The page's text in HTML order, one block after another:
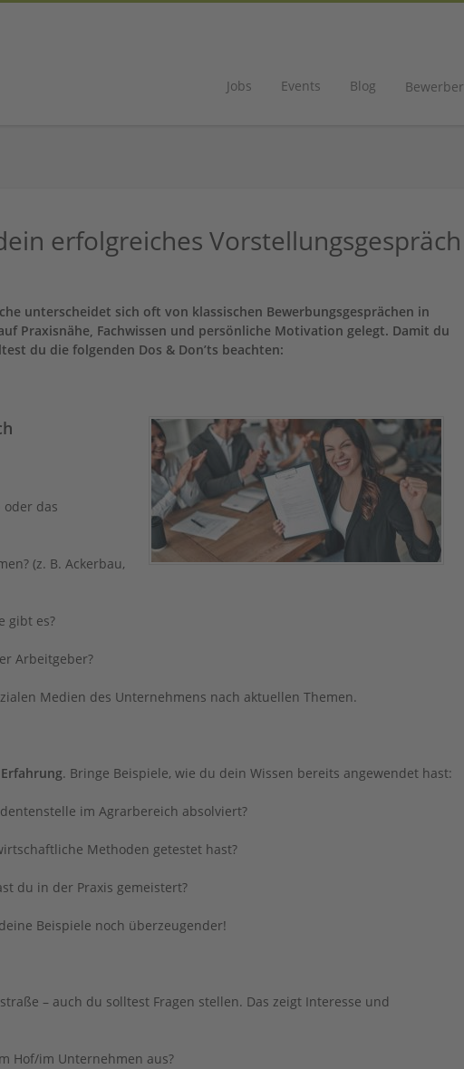
Jobs Events Blog Bewerber
erfolgreiches Vorstellungsgespräch
unterscheidet sich oft von klassischen Bewerbungsgesprächen in
Praxisnähe, Fachwissen und persönliche Motivation gelegt. Damit du
du die folgenden Dos & Don’ts beachten:
das
(z. B. Ackerbau,
gibt es?
Arbeitgeber?
Medien des Unternehmens nach aktuellen Themen.
. Bringe Beispiele, wie du dein Wissen bereits angewendet hast:
im Agrarbereich absolviert?
Methoden getestet hast?
du in der Praxis gemeistert?
Beispiele noch überzeugender!
– auch du solltest Fragen stellen. Das zeigt Interesse und
Hof/im Unternehmen aus?